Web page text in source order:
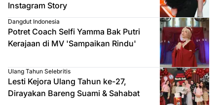
Instagram Story
Dangdut Indonesia
Potret Coach Selfi Yamma Bak Putri
Kerajaan di MV 'Sampaikan Rindu'
Ulang Tahun Selebritis
Lesti Kejora Ulang Tahun ke-27,
Dirayakan Bareng Suami & Sahabat